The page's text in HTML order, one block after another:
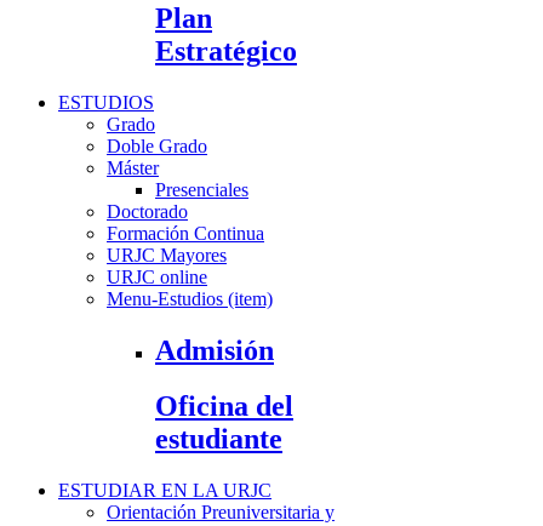
Plan
Estratégico
ESTUDIOS
Grado
Doble Grado
Máster
Presenciales
Doctorado
Formación Continua
URJC Mayores
URJC online
Menu-Estudios (item)
Admisión
Oficina del
estudiante
ESTUDIAR EN LA URJC
Orientación Preuniversitaria y